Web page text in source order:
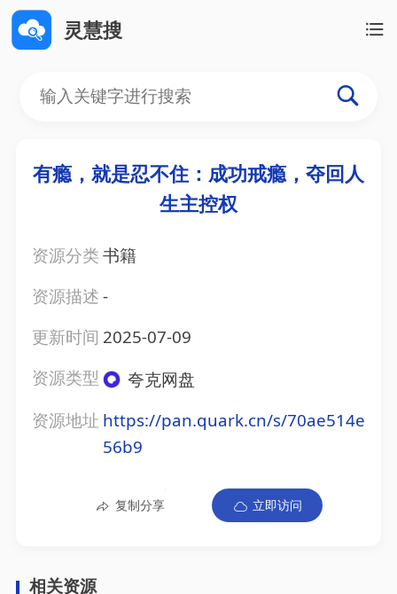
灵慧搜
有瘾，就是忍不住：成功戒瘾，夺回人
生主控权
资源分类书籍
资源描述-
更新时间 2025-07-09
资源类型
夸克网盘
资源地址 https://pan.quark.cn/s/70ae514e
56b9
复制分享 立即访问
相关资源